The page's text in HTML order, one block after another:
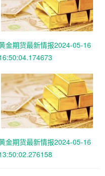
金期货最新情报2024-05-16
金期货最新情报2024-05-16